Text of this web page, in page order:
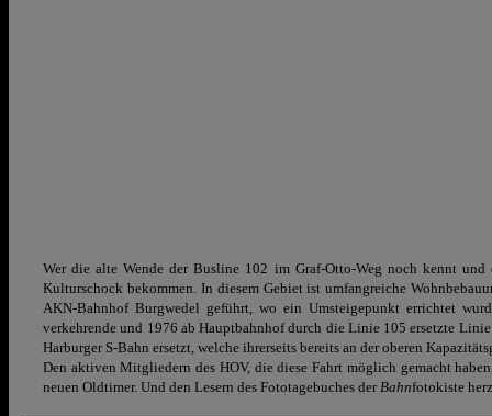
Wer die alte Wende der Busline 102 im Graf-Otto-Weg noch kennt
Kulturschock bekommen. In diesem Gebiet ist umfangreiche
AKN-Bahnhof Burgwedel geführt, wo ein Umsteigepunkt errichtet
verkehrende und 1976 ab Hauptbahnhof durch die Linie 105 ersetzte
Harburger S-Bahn ersetzt, welche ihrerseits bereits an der oberen
Den aktiven Mitgliedern des HOV, die diese Fahrt möglich gemacht
neuen Oldtimer. Und den Lesern des Fototagebuches derBahnfotokiste